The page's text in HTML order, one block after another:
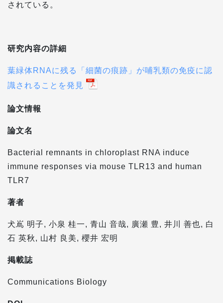
されている。
研究内容の詳細
葉緑体RNAに残る「細菌の痕跡」が哺乳類の免疫に認
識されることを発見
論文情報
論文名
Bacterial remnants in chloroplast RNA induce
immune responses via mouse TLR13 and human
TLR7
著者
犬嶌 明子, 小泉 桂一, 青山 音哉, 廣瀬 豊, 井川 善也, 白
石 英秋, 山村 良美, 櫻井 宏明
掲載誌
Communications Biology